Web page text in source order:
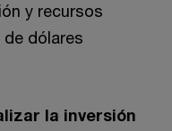
y recursos
de dólares
la inversión